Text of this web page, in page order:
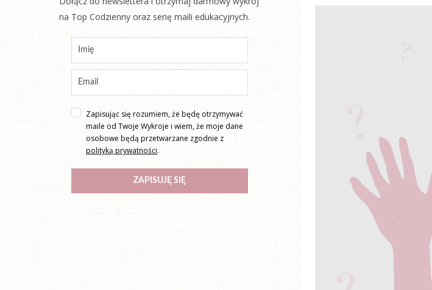
na Top Codzienny oraz serię maili edukacyjnych.
Zapisując się rozumiem, że będę otrzymywać
maile od Twoje Wykroje i wiem, że moje dane
osobowe będą przetwarzane zgodnie z
polityką prywatności.
ZAPISUJĘ SIĘ